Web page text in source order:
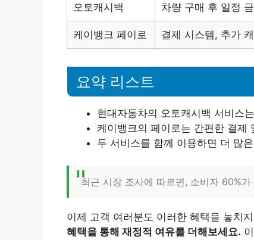
오토캐시백 차량 구매 후 일정
케이뱅크 페이로 결제 시스템, 추가
요약 리스트
현대자동차의 오토캐시백 서비스
케이뱅크의 페이로는 간편한 결제
두 서비스를 함께 이용하면 더 많
최근 시장 조사에 따르면, 소비자 60%
이제 고객 여러분도 이러한 혜택을 놓치
혜택을 통해 재정적 여유를 더해보세요.